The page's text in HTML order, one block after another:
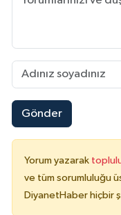
Gönder
Yorum yazarak
ve tüm sorumluluğu
DiyanetHaber hiçbir